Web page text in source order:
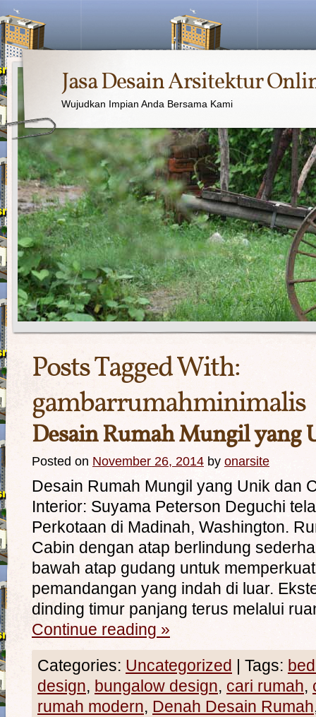
Jasa Desain Arsitektur
Wujudkan Impian Anda Bersama Kami
Posts Tagged With:
gambarrumahminimalis
Desain Rumah Mungil yang
Posted on November 26, 2014 by onarsite
Desain Rumah Mungil yang Unik dan
Interior: Suyama Peterson Deguchi
Perkotaan di Madinah, Washington.
Cabin dengan atap berlindung
bawah atap gudang untuk
pemandangan yang indah di luar.
dinding timur panjang terus melalui
Continue reading »
Categories: Uncategorized | Tags:
design, bungalow design, cari rumah,
rumah modern, Denah Desain Rumah